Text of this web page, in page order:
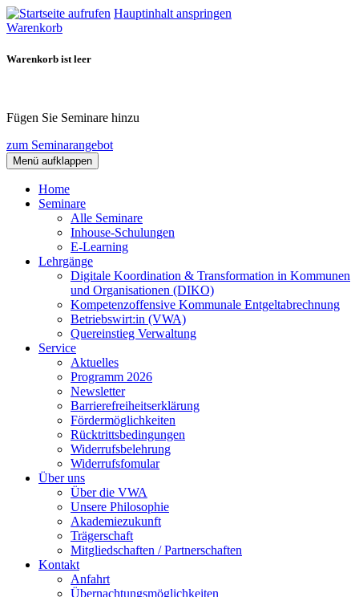
Hauptinhalt anspringen
Warenkorb
Warenkorb ist leer
Fügen Sie Seminare hinzu
zum Seminarangebot
Menü aufklappen
Home
Seminare
Alle Seminare
Inhouse-Schulungen
E-Learning
Lehrgänge
Digitale Koordination & Transformation in Kommunen
und Organisationen (DIKO)
Kompetenzoffensive Kommunale Entgeltabrechnung
Betriebswirt:in (VWA)
Quereinstieg Verwaltung
Service
Aktuelles
Programm 2026
Newsletter
Barrierefreiheitserklärung
Fördermöglichkeiten
Rücktrittsbedingungen
Widerrufsbelehrung
Widerrufsfomular
Über uns
Über die VWA
Unsere Philosophie
Akademiezukunft
Trägerschaft
Mitgliedschaften / Partnerschaften
Kontakt
Anfahrt
Übernachtungsmöglichkeiten